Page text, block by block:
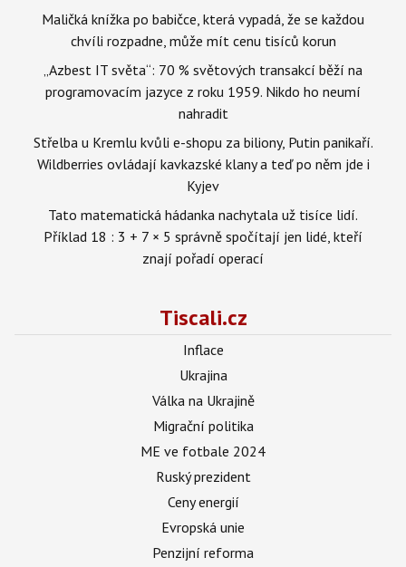
Maličká knížka po babičce, která vypadá, že se každou
chvíli rozpadne, může mít cenu tisíců korun
„Azbest IT světa“: 70 % světových transakcí běží na
programovacím jazyce z roku 1959. Nikdo ho neumí
nahradit
Střelba u Kremlu kvůli e-shopu za biliony, Putin panikaří.
Wildberries ovládají kavkazské klany a teď po něm jde i
Kyjev
Tato matematická hádanka nachytala už tisíce lidí.
Příklad 18 : 3 + 7 × 5 správně spočítají jen lidé, kteří
znají pořadí operací
Tiscali.cz
Inflace
Ukrajina
Válka na Ukrajině
Migrační politika
ME ve fotbale 2024
Ruský prezident
Ceny energií
Evropská unie
Penzijní reforma